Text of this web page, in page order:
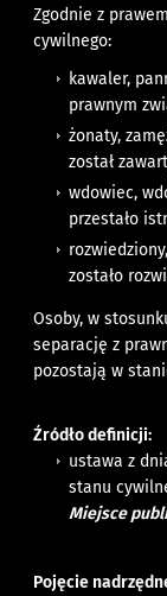
Zgodnie z
cywilnego:
kawaler,
prawnym
żonaty,
został
wdowiec,
przestało
zostało
Osoby, w
separację z
pozostają w
Źródło definicji:
ustawa z
stanu
Miejsce
Pojęcie